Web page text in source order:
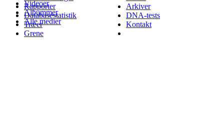
Videoer
Albummer
Alle medier
Rapporter
Databasestatistik
Træer
Grene
Arkiver
DNA-tests
Kontakt